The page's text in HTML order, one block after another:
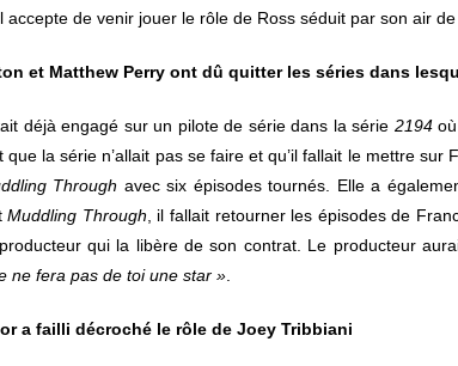
accepte de venir jouer le rôle de Ross séduit par son air de
et Matthew Perry ont dû quitter les séries dans
déjà engagé sur un pilote de série dans la série 2194où
que la série n’allait pas se faire et qu’il fallait le mettre
Through avec six épisodes tournés. Elle a
Muddling Through , il fallait retourner les épisodes de
qui la libère de son contrat. Le producteur
ne fera pas de toi une star »
a failli décroché le rôle de Joey Tribbiani